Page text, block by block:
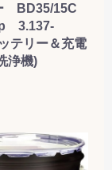
BD35/15C
3.137-
テリー＆充電
浄機)